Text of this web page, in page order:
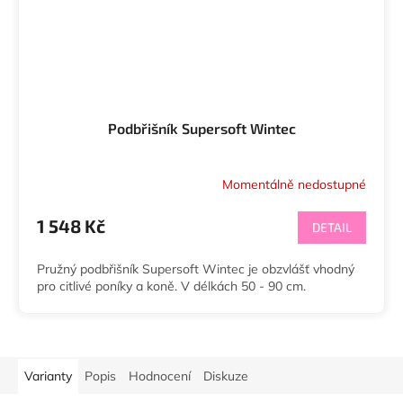
Podbřišník Supersoft Wintec
Momentálně nedostupné
1 548 Kč DETAIL
Pružný podbřišník Supersoft Wintec je obzvlášť vhodný
pro citlivé poníky a koně. V délkách 50 - 90 cm.
Varianty Popis Hodnocení Diskuze